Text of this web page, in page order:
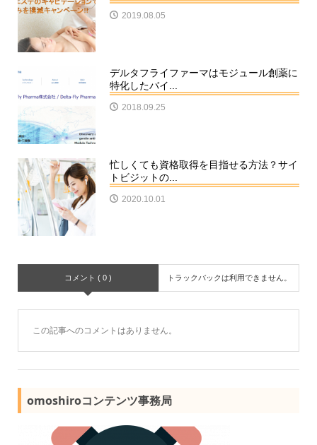
2019.08.05
デルタフライファーマはモジュール創薬に
特化したバイ...
2018.09.25
忙しくても資格取得を目指せる方法？サイ
トビジットの...
2020.10.01
コメント ( 0 ) トラックバックは利用できません。
この記事へのコメントはありません。
omoshiroコンテンツ事務局